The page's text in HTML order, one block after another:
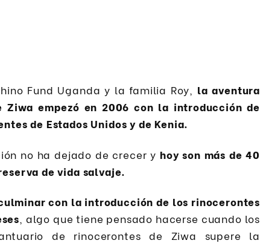
Fund Uganda y la familia Roy, la aventura
Ziwa empezó en 2006 con la introducción de
de Estados Unidos y de Kenia.
no ha dejado de crecer y hoy son más de 40
de vida salvaje.
con la introducción de los rinocerontes
, algo que tiene pensado hacerse cuando los
de rinocerontes de Ziwa supere la